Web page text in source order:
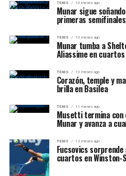
TENIS 10 meses ago
Munar sigue
primeras
TENIS 10 meses ago
Munar tumba a
Aliassime en
TENIS 10 meses ago
Corazón, temple y
brilla en Basilea
TENIS 11 meses ago
Musetti termina con
Munar y avanza a
TENIS 12 meses ago
Fucsovics
cuartos en Winston-